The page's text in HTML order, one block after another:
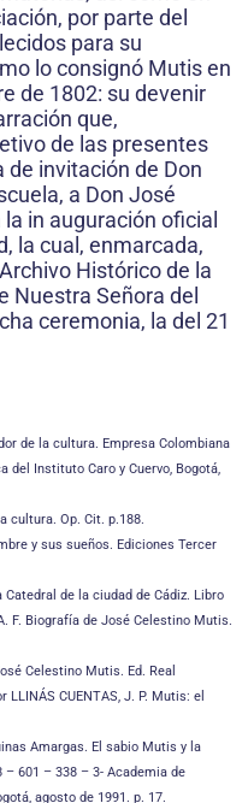
por parte del
para su
lo consignó Mutis en
de 1802: su devenir
que,
de las presentes
de invitación de Don
a Don José
in auguración oficial
la cual, enmarcada,
Histórico de la
Nuestra Señora del
ceremonia, la del 21
de la cultura. Empresa Colombiana
del Instituto Caro y Cuervo, Bogotá,
cultura. Op. Cit. p.188.
y sus sueños. Ediciones Tercer
de la ciudad de Cádiz. Libro
F. Biografía de José Celestino Mutis.
Celestino Mutis. Ed. Real
CUENTAS, J. P. Mutis: el
Amargas. El sabio Mutis y la
601 – 338 – 3- Academia de
agosto de 1991. p. 17.